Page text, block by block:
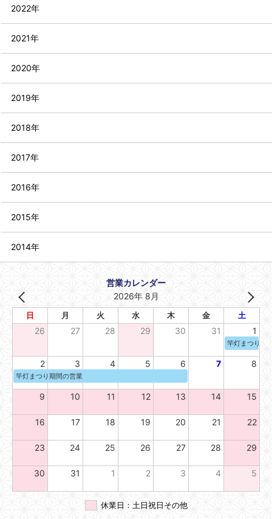
2022年
2021年
2020年
2019年
2018年
2017年
2016年
2015年
2014年
営業カレンダー
2026年 8月
日 月 火 水 木 金 土
26 27 28 29 30 31 1
竿灯まつり期
2 3 4 5 6 7 8
竿灯まつり期間の営業
9 10 11 12 13 14 15
16 17 18 19 20 21 22
23 24 25 26 27 28 29
30 31 1 2 3 4 5
休業日：土日祝日その他